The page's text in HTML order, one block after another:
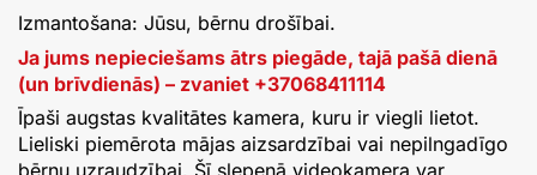
Izmantošana: Jūsu, bērnu drošībai.
Ja jums nepieciešams ātrs piegāde, tajā pašā dienā
(un brīvdienās) – zvaniet +37068411114
Īpaši augstas kvalitātes kamera, kuru ir viegli lietot.
Lieliski piemērota mājas aizsardzībai vai nepilngadīgo